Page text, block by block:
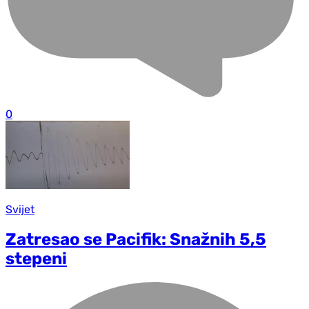
0
Svijet
Zatresao se Pacifik: Snažnih 5,5
stepeni